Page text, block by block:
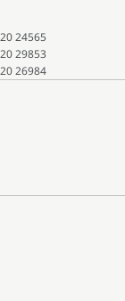
24565
29853
26984